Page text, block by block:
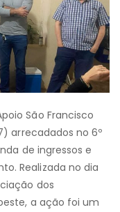
São Francisco
arrecadados no 6º
de ingressos e
Realizada no dia
dos
a ação foi um